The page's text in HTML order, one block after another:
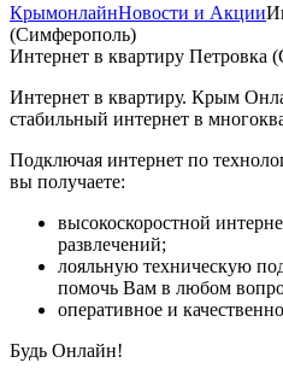
КрымонлайнНовости и Акции
(Симферополь)
Интернет в квартиру Петровка
Интернет в квартиру. Крым
стабильный интернет в
Подключая интернет по
вы получаете:
высокоскоростной
развлечений;
лояльную техническую
помочь Вам в любом
оперативное и
Будь Онлайн!